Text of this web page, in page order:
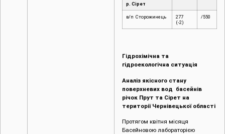
р. Сірет
в/п Сторожинець
277
(-2)
/550
Гідрохімічна та
гідроекологічна ситуація
Аналіз якісного стану
поверхневих вод басейнів
річок Прут та Сірет на
території Чернівецької області
Протягом квітня місяця
Басейновою лабораторією